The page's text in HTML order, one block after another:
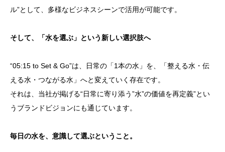
ル”として、多様なビジネスシーンで活用が可能です。
そして、「水を選ぶ」という新しい選択肢へ
“05:15 to Set & Go”は、日常の「1本の水」を、「整える水・伝
える水・つながる水」へと変えていく存在です。
それは、当社が掲げる“日常に寄り添う”水”の価値を再定義”とい
うブランドビジョンにも通じています。
毎日の水を、意識して選ぶということ。